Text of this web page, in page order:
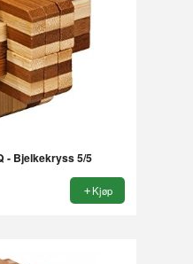
- Bjelkekryss 5/5
Kjøp